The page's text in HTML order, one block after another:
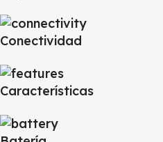
Conectividad
Características